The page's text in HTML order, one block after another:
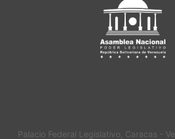
Palacio Federal Legislativo, Caracas -